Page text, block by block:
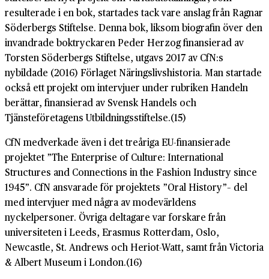
resulterade i en bok, startades tack vare anslag från Ragnar
Söderbergs Stiftelse. Denna bok, liksom biografin över den
invandrade boktryckaren Peder Herzog finansierad av
Torsten Söderbergs Stiftelse, utgavs 2017 av CfN:s
nybildade (2016) Förlaget Näringslivshistoria. Man startade
också ett projekt om intervjuer under rubriken Handeln
berättar, finansierad av Svensk Handels och
Tjänsteföretagens Utbildningsstiftelse.(15)
CfN medverkade även i det treåriga EU-finansierade
projektet ”The Enterprise of Culture: International
Structures and Connections in the Fashion Industry since
1945”. CfN ansvarade för projektets ”Oral History”– del
med intervjuer med några av modevärldens
nyckelpersoner. Övriga deltagare var forskare från
universiteten i Leeds, Erasmus Rotterdam, Oslo,
Newcastle, St. Andrews och Heriot-Watt, samt från Victoria
& Albert Museum i London.(16)